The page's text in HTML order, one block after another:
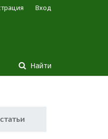
Найти
Вход